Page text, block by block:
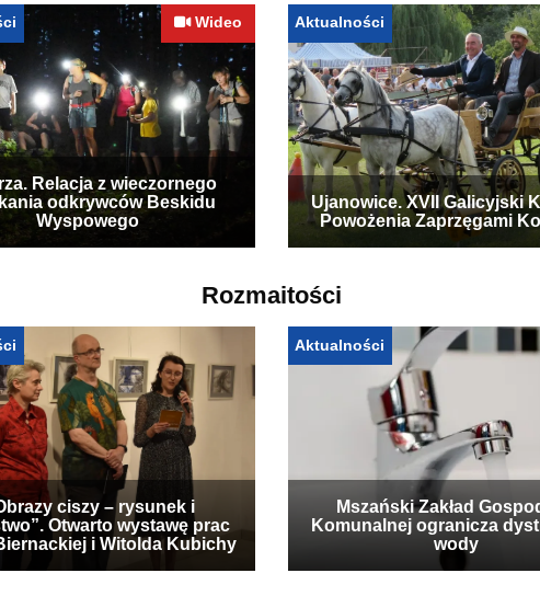
Wideo
Relacja z wieczornego
odkrywców Beskidu
Wyspowego
Aktualności
Ujanowice. XVII Galicyjski
Powożenia Zaprzęgami
Rozmaitości
ciszy – rysunek i
Otwarto wystawę prac
i Witolda Kubichy
Aktualności
Mszański Zakład
Komunalnej ogranicza
wody